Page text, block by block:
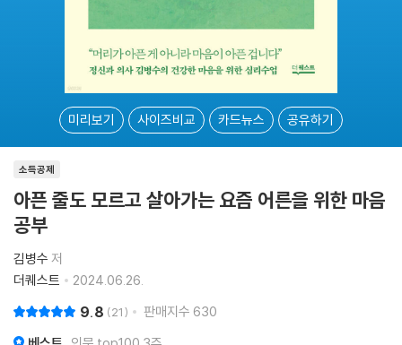
미리보기 사이즈비교 카드뉴스 공유하기
소득공제
아픈 줄도 모르고 살아가는 요즘 어른을 위한 마음
공부
김병수 저
더퀘스트
2024.06.26.
9.8 21 판매지수 630